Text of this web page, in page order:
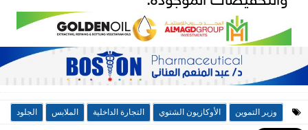
وزير التموين الأوكازيون الشتوي التجارة الداخلية الملابس الجلود